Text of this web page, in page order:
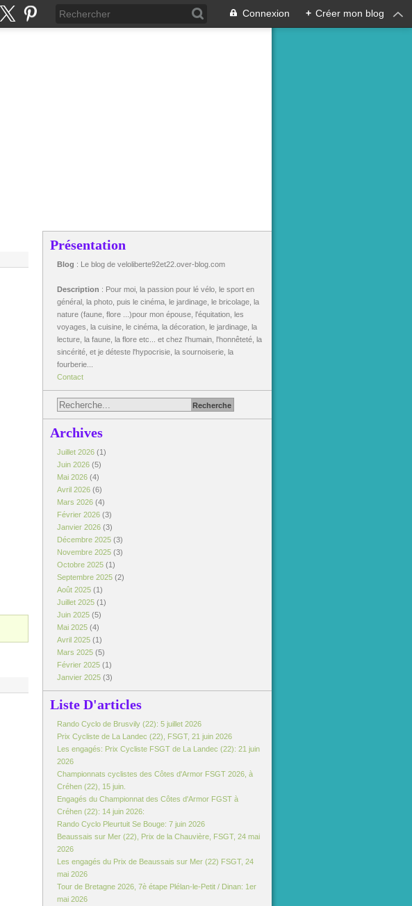
Connexion + Créer mon blog
Présentation
Blog : Le blog de veloliberte92et22.over-blog.com
Description : Pour moi, la passion pour lé vélo, le sport en
général, la photo, puis le cinéma, le jardinage, le bricolage, la
nature (faune, flore ...)pour mon épouse, l'équitation, les
voyages, la cuisine, le cinéma, la décoration, le jardinage, la
lecture, la faune, la flore etc... et chez l'humain, l'honnêteté, la
sincérité, et je déteste l'hypocrisie, la sournoiserie, la
fourberie...
Contact
Archives
Juillet 2026 (1)
Juin 2026 (5)
Mai 2026 (4)
Avril 2026 (6)
Mars 2026 (4)
Février 2026 (3)
Janvier 2026 (3)
Décembre 2025 (3)
Novembre 2025 (3)
Octobre 2025 (1)
Septembre 2025 (2)
Août 2025 (1)
Juillet 2025 (1)
Juin 2025 (5)
Mai 2025 (4)
Avril 2025 (1)
Mars 2025 (5)
Février 2025 (1)
Janvier 2025 (3)
Liste D'articles
Rando Cyclo de Brusvily (22): 5 juillet 2026
Prix Cycliste de La Landec (22), FSGT, 21 juin 2026
Les engagés: Prix Cycliste FSGT de La Landec (22): 21 juin
2026
Championnats cyclistes des Côtes d'Armor FSGT 2026, à
Créhen (22), 15 juin.
Engagés du Championnat des Côtes d'Armor FGST à
Créhen (22): 14 juin 2026:
Rando Cyclo Pleurtuit Se Bouge: 7 juin 2026
Beaussais sur Mer (22), Prix de la Chauvière, FSGT, 24 mai
2026
Les engagés du Prix de Beaussais sur Mer (22) FSGT, 24
mai 2026
Tour de Bretagne 2026, 7è étape Plélan-le-Petit / Dinan: 1er
mai 2026